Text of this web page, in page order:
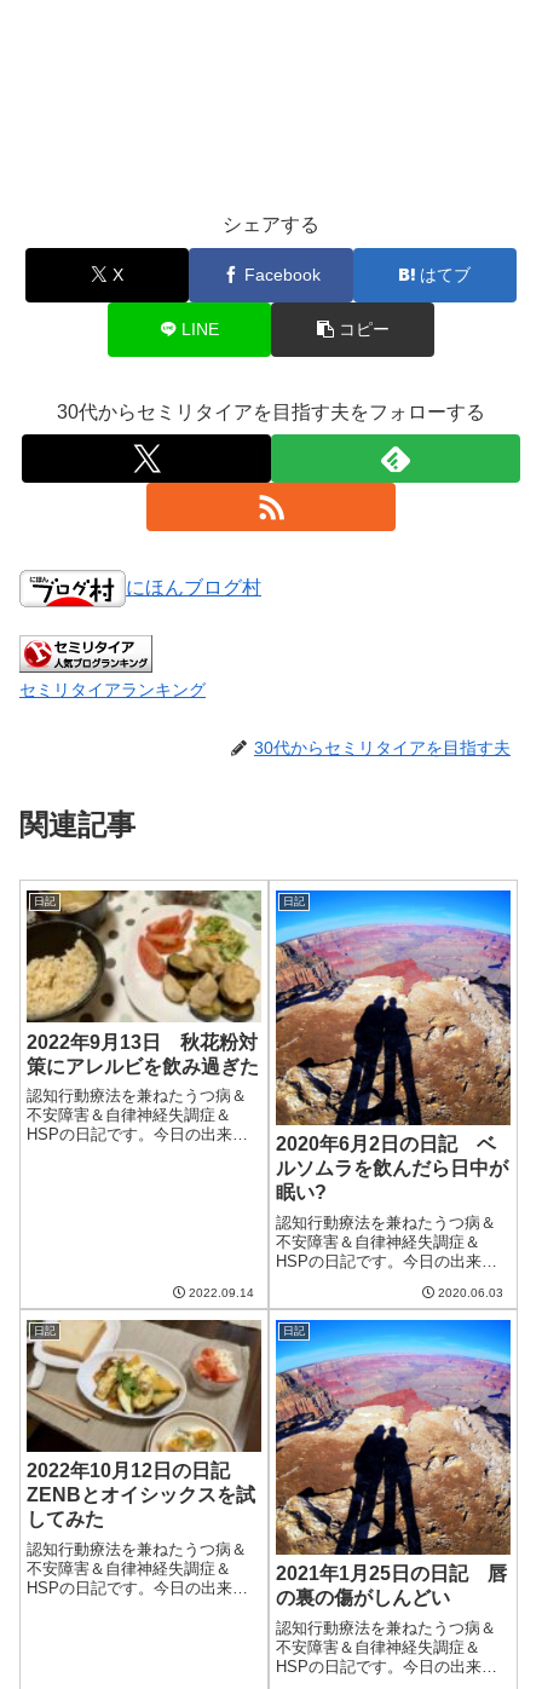
シェアする
X Facebook はてブ
LINE コピー
30代からセミリタイアを目指す夫をフォローする
にほんブログ村
セミリタイアランキング
30代からセミリタイアを目指す夫
関連記事
日記
2022年9月13日 秋花粉対
策にアレルビを飲み過ぎた
認知行動療法を兼ねたうつ病＆
不安障害＆自律神経失調症＆
HSPの日記です。今日の出来事
2022.09.14
日記
2020年6月2日の日記 ベ
ルソムラを飲んだら日中が
眠い?
認知行動療法を兼ねたうつ病＆
不安障害＆自律神経失調症＆
HSPの日記です。今日の出来事
暑い。雨ではないので洗濯物が
乾くのはいいが、蒸し暑いのは
うれしくない。昨日はベルソム
ラを飲んで寝た。そのおかげで
夜に目が覚める回...
2020.06.03
日記
2022年10月12日の日記
ZENBとオイシックスを試
してみた
認知行動療法を兼ねたうつ病＆
不安障害＆自律神経失調症＆
HSPの日記です。今日の出来事
日記
2021年1月25日の日記 唇
の裏の傷がしんどい
認知行動療法を兼ねたうつ病＆
不安障害＆自律神経失調症＆
HSPの日記です。今日の出来事